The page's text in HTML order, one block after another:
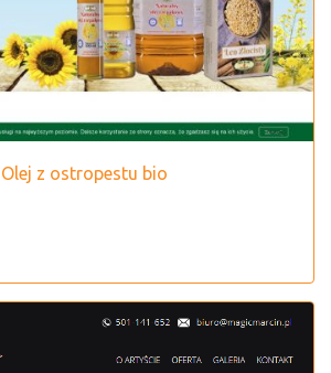
Olej z ostropestu bio